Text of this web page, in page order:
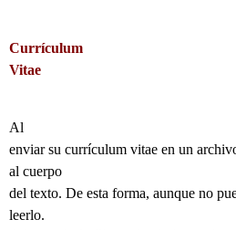
Currículum
Vitae
Al
enviar su currículum vitae en un
al cuerpo
del texto. De esta forma, aunque no
leerlo.